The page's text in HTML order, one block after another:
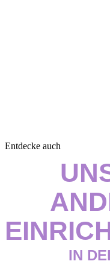
Entdecke auch
IN